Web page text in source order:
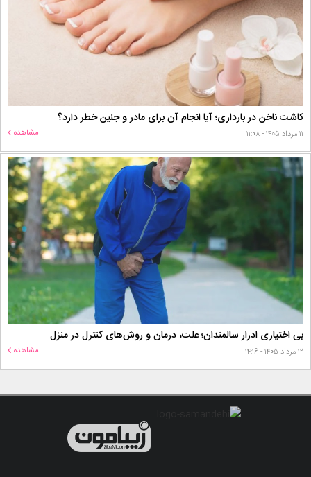
کاشت ناخن در بارداری؛ آیا انجام آن برای مادر و جنین خطر دارد؟
۱۱ مرداد ۱۴۰۵ - ۱۱:۰۸ مشاهده
بی اختیاری ادرار سالمندان؛ علت، درمان و روش‌های کنترل در منزل
۱۲ مرداد ۱۴۰۵ - ۱۴:۱۶ مشاهده